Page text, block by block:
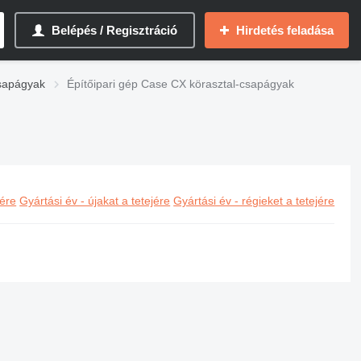
Belépés / Regisztráció Hirdetés feladása
Építőipari gép Case CX körasztal-csapágyak
Gyártási év - újakat a tetejére Gyártási év - régieket a tetejére